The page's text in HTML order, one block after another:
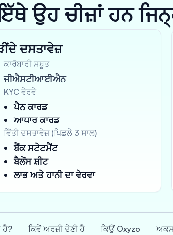
ਚੀਜ਼ਾਂ ਹਨ
ਦਸਤਾਵੇਜ਼
ਕਾਰੋਬਾਰੀ ਸਬੂਤ
ਜੀਐਸਟੀਆਈਐਨ
KYC ਵੇਰਵੇ
ਪੈਨ ਕਾਰਡ
ਆਧਾਰ ਕਾਰਡ
ਵਿੱਤੀ ਦਸਤਾਵੇਜ਼ (ਪਿਛਲੇ 3 ਸਾਲ)
ਬੈਂਕ ਸਟੇਟਮੈਂਟ
ਬੈਲੇਂਸ ਸ਼ੀਟ
ਲਾਭ ਅਤੇ ਹਾਨੀ ਦਾ ਵੇਰਵਾ
ਹੈ? ਕਿਵੇਂ ਅਰਜ਼ੀ ਦੇਣੀ ਹੈ ਕਿਉਂ Oxyzo